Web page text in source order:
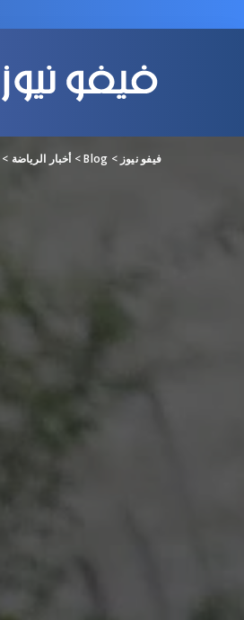
فيفو نيوز >
Blog
> أخبار الرياضة >